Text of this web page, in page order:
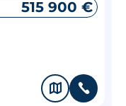
515 900 €
🗞 📞